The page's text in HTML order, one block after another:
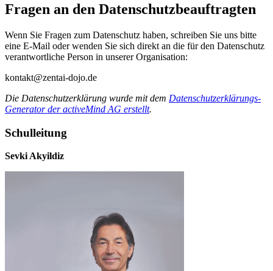
Fragen an den Datenschutzbeauftragten
Wenn Sie Fragen zum Datenschutz haben, schreiben Sie uns bitte
eine E-Mail oder wenden Sie sich direkt an die für den Datenschutz
verantwortliche Person in unserer Organisation:
kontakt@zentai-dojo.de
Die Datenschutzerklärung wurde mit dem Datenschutzerklärungs-
Generator der activeMind AG erstellt.
Schulleitung
Sevki Akyildiz